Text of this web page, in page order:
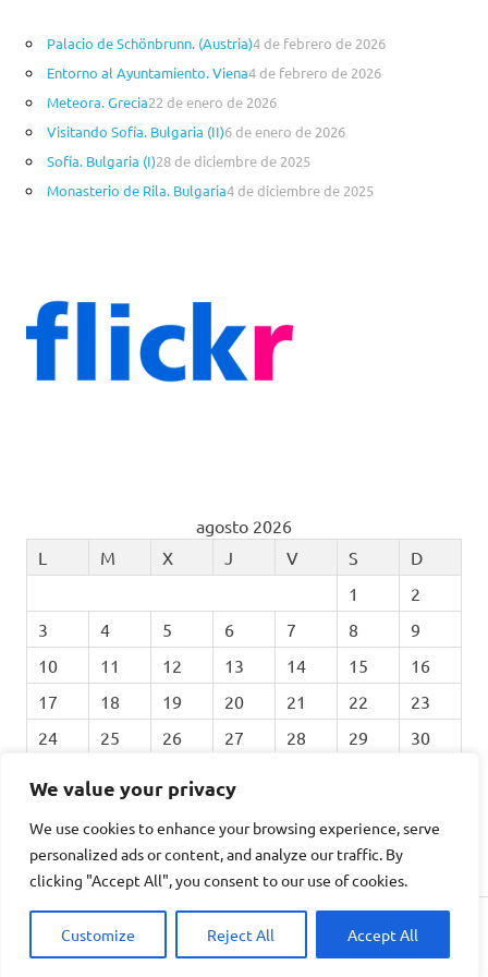
We value your privacy
We use cookies to enhance your browsing experience, serve
personalized ads or content, and analyze our traffic. By
clicking "Accept All", you consent to our use of cookies.
Customize Reject All Accept All
r
í
a
s
Palacio de Schönbrunn. (Austria)4 de febrero de 2026
Entorno al Ayuntamiento. Viena4 de febrero de 2026
Meteora. Grecia22 de enero de 2026
Visitando Sofía. Bulgaria (II)6 de enero de 2026
Sofía. Bulgaria (I)28 de diciembre de 2025
Monasterio de Rila. Bulgaria4 de diciembre de 2025
agosto 2026
L
M X J V S
D
1
2
3
4 5 6 7 8
9
10
11 12 13 14 15
16
17
18 19 20 21 22
23
24
25 26 27 28 29
30
« Feb
Tema para WordPress: Poseidon de ThemeZee.